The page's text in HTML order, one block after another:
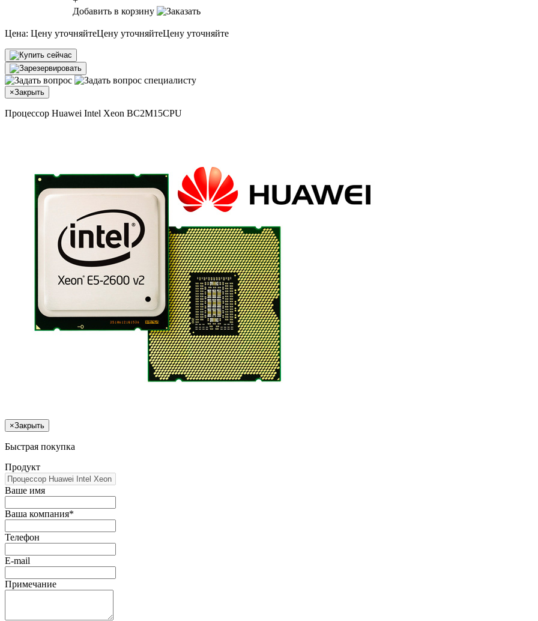
Добавить в корзину
Цена: Цену уточняйтеЦену уточняйтеЦену уточняйте
×Закрыть
Процессор Huawei Intel Xeon BC2M15CPU
×Закрыть
Быстрая покупка
Продукт
Ваше имя
Ваша компания*
Телефон
E-mail
Примечание